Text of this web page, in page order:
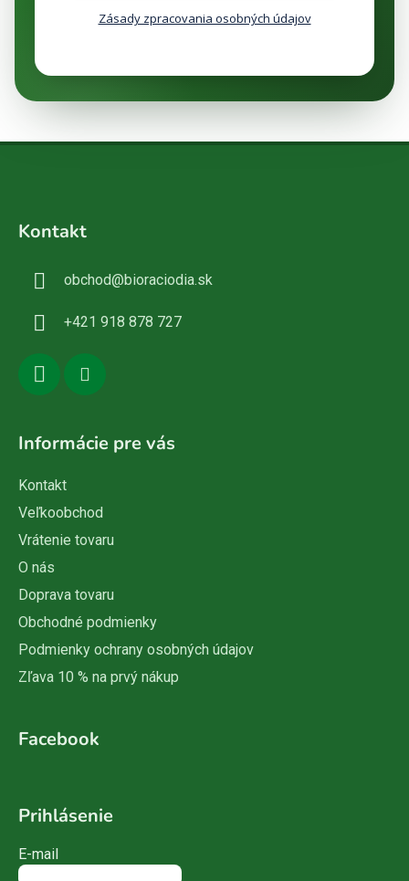
Zásady zpracovania osobných údajov
Kontakt
obchod@bioraciodia.sk
+421 918 878 727
Informácie pre vás
Kontakt
Veľkoobchod
Vrátenie tovaru
O nás
Doprava tovaru
Obchodné podmienky
Podmienky ochrany osobných údajov
Zľava 10 % na prvý nákup
Facebook
Prihlásenie
E-mail